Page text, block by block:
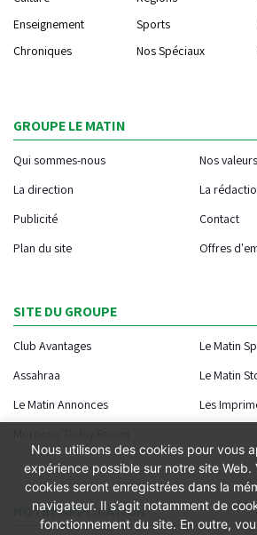
Enseignement
Sports
Chroniques
Nos Spéciaux
GROUPE LE MATIN
Qui sommes-nous
Nos valeurs
La direction
La
Publicité
Contact
Plan du site
Offres
SITE DU GROUPE
Club Avantages
Le Matin
Assahraa
Le Matin
Le Matin Annonces
Les
NOTRE APPLICATION
Nous utilisons des cookies pour vous
expérience possible sur notre site Web.
cookies seront enregistrées dans la
navigateur. Il s’agit notamment de
fonctionnement du site. En outre,